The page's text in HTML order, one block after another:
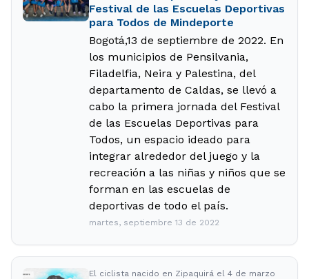
Festival de las Escuelas Deportivas
para Todos de Mindeporte
Bogotá,13 de septiembre de 2022. En
los municipios de Pensilvania,
Filadelfia, Neira y Palestina, del
departamento de Caldas, se llevó a
cabo la primera jornada del Festival
de las Escuelas Deportivas para
Todos, un espacio ideado para
integrar alrededor del juego y la
recreación a las niñas y niños que se
forman en las escuelas de
deportivas de todo el país.
martes, septiembre 13 de 2022
El ciclista nacido en Zipaquirá el 4 de marzo